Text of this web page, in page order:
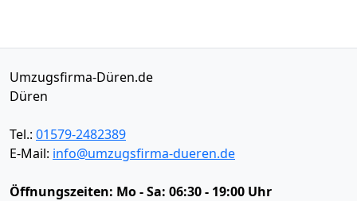
Umzugsfirma-Düren.de
Düren
Tel.: 01579-2482389
E-Mail: info@umzugsfirma-dueren.de
Öffnungszeiten: Mo - Sa: 06:30 - 19:00 Uhr